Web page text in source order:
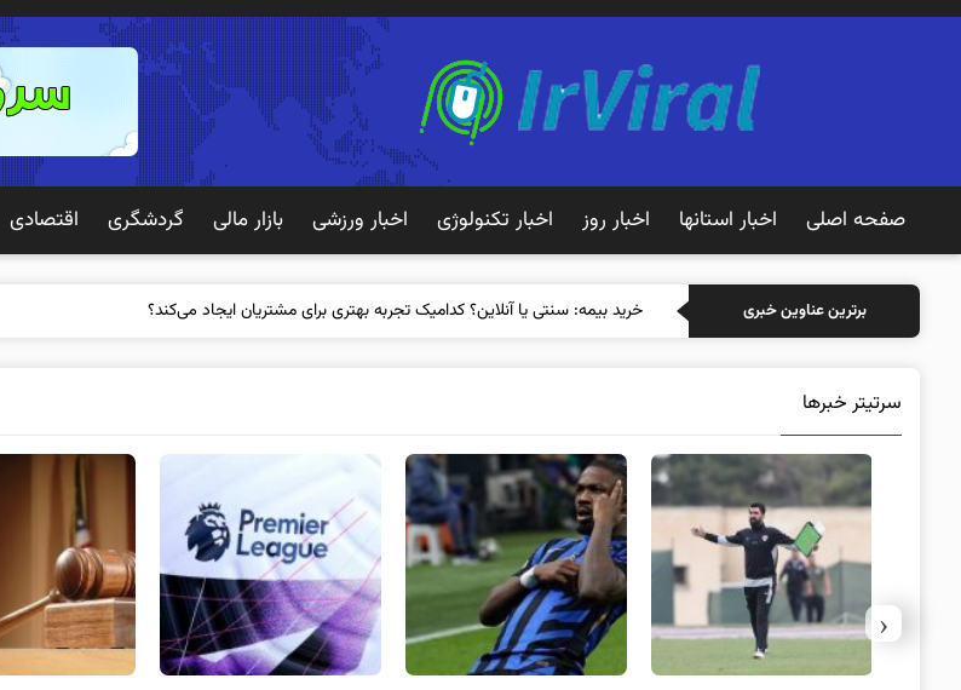
صفحه اصلی اخبار استانها اخبار روز اخبار تکنولوژی اخبار ورزشی بازار مالی گردشگری اقتصادی
برترین عناوین خبری خرید بیمه: سنتی یا
سرتیتر خبرها
‹